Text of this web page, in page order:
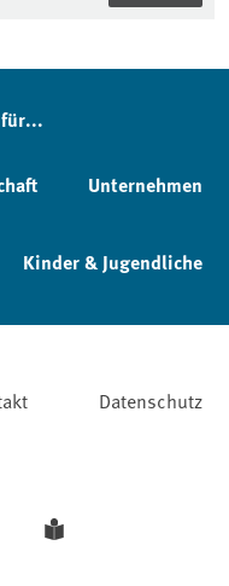
Unternehmen
Kinder & Jugendliche
Datenschutz